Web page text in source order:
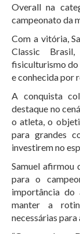
Overall na
campeonato da
Com a vitória,
Classic
fisiculturismo do
e conhecida por
A conquista
destaque no
o atleta, o
para grandes
investirem no
Samuel afirmou
para o
importância do
manter a
necessárias